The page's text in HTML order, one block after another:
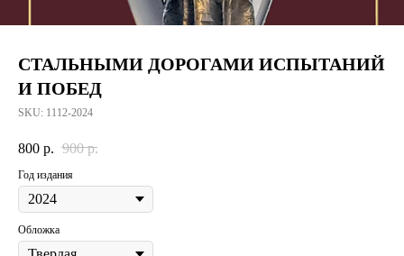
СТАЛЬНЫМИ ДОРОГАМИ ИСПЫТАНИЙ
И ПОБЕД
SKU: 1112-2024
800 р. 900 р.
Год издания
Обложка